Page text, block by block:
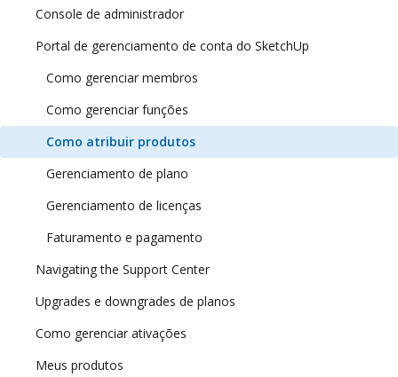
Console de administrador
Portal de gerenciamento de conta do SketchUp
Como gerenciar membros
Como gerenciar funções
Como atribuir produtos
Gerenciamento de plano
Gerenciamento de licenças
Faturamento e pagamento
Navigating the Support Center
Upgrades e downgrades de planos
Como gerenciar ativações
Meus produtos